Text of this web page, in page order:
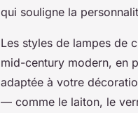
qui souligne la
Les styles de lampes de
mid-century modern, en
adaptée à votre
— comme le laiton, le